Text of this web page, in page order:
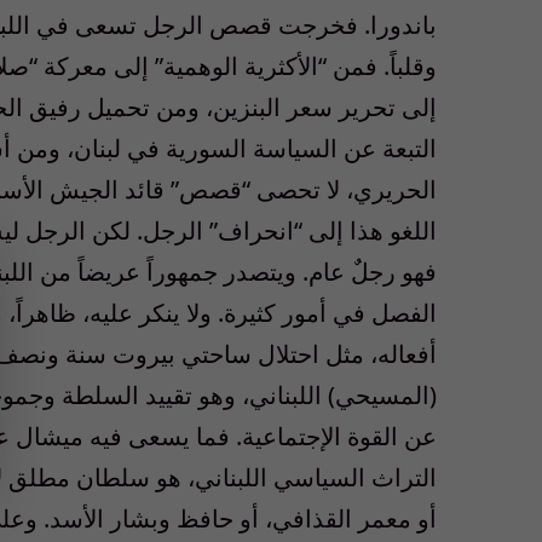
باندورا. فخرجت قصص الرجل تسعى في
وقلباً. فمن “الأكثرية الوهمية” إلى معركة
إلى تحرير سعر البنزين، ومن تحميل رفيق
التبعة عن السياسة السورية في لبنان،
الحريري، لا تحصى “قصص” قائد الجيش
اللغو هذا إلى “انحراف” الرجل. لكن
فهو رجلٌ عام. ويتصدر جمهوراً عريضاً من
الفصل في أمور كثيرة. ولا ينكر عليه،
أفعاله، مثل احتلال ساحتي بيروت سنة
(المسيحي) اللبناني، وهو تقييد السلطة
عن القوة الإجتماعية. فما يسعى فيه ميشال
التراث السياسي اللبناني، هو سلطان
أو معمر القذافي، أو حافظ وبشار الأسد.